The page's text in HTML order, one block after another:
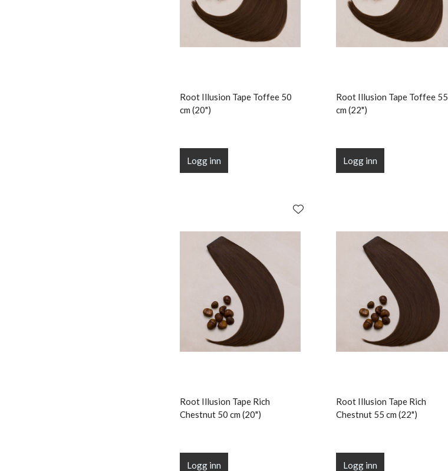
Root Illusion Tape Toffee 50
cm (20")
Logg inn
Root Illusion Tape Toffee 55
cm (22")
Logg inn
Root Illusion Tape Rich
Chestnut 50 cm (20")
Logg inn
Root Illusion Tape Rich
Chestnut 55 cm (22")
Logg inn